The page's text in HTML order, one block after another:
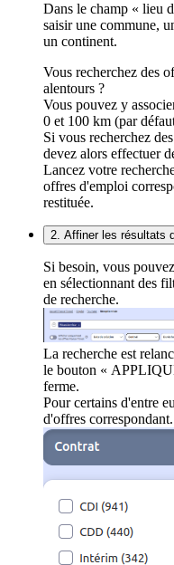
Dans le champ « lieu
saisir une commune,
un continent.
Vous recherchez des
alentours ?
Vous pouvez y
0 et 100 km (par
Si vous recherchez
devez alors effectuer
Lancez votre
offres d'emploi
restituée.
2. Affiner les résultats
Si besoin, vous
en sélectionnant des
de recherche.
La recherche est
le bouton «
ferme.
Pour certains d'entre
d'offres correspondant.